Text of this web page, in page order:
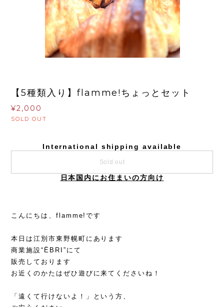
【5種類入り】flamme!ちょっとセット
¥2,000
SOLD OUT
International shipping available
Sold out
日本国内にお住まいの方向け
こんにちは、flamme!です
本日は江別市東野幌町にあります
商業施設“ËBRI”にて
販売しております
お近くのかたはぜひ遊びに来てくださいね！
「遠くて行けないよ！」という方、